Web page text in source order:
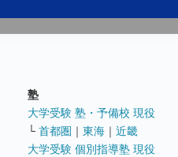
塾
大学受験 塾・予備校 現役
└ 首都圏 ｜ 東海 ｜ 近畿
大学受験 個別指導塾 現役